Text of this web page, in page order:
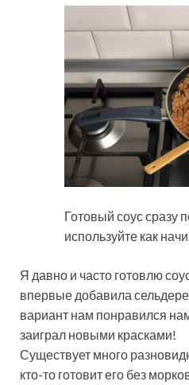
Готовый соус сразу
используйте как
Я давно и часто готовлю
впервые добавила
вариант нам понравился
заиграл новыми красками!
Существует много
кто-то готовит его без